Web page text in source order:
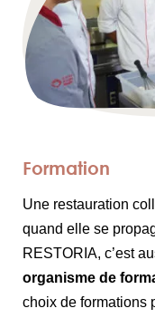
Formation
Une restauration
quand elle se
RESTORIA, c’est
organisme de
choix de formations